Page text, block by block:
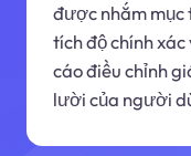
được nhắm mục
tích độ chính
cáo điều chỉnh
lười của người